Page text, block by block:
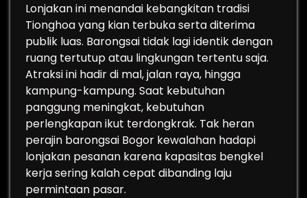
Lonjakan ini menandai kebangkitan tradisi
Tionghoa yang kian terbuka serta diterima
publik luas. Barongsai tidak lagi identik dengan
ruang tertutup atau lingkungan tertentu saja.
Atraksi ini hadir di mal, jalan raya, hingga
kampung-kampung. Saat kebutuhan
panggung meningkat, kebutuhan
perlengkapan ikut terdongkrak. Tak heran
perajin barongsai Bogor kewalahan hadapi
lonjakan pesanan karena kapasitas bengkel
kerja sering kalah cepat dibanding laju
permintaan pasar.